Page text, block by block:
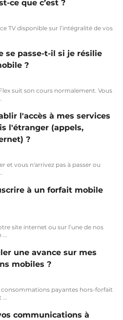
ce que c’est ?
TV disponible sur l’intégralité de vos
se passe-t-il si je résilie
?
suit son cours normalement. Vous
l'accès à mes services
l'étranger (appels,
?
et vous n'arrivez pas à passer ou
à un forfait mobile
site internet ou sur l’une de nos
...
une avance sur mes
mobiles ?
consommations payantes hors-forfait
...
communications à